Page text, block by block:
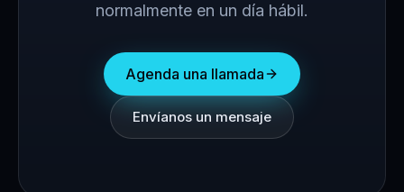
normalmente en un día hábil.
Agenda una llamada
Envíanos un mensaje